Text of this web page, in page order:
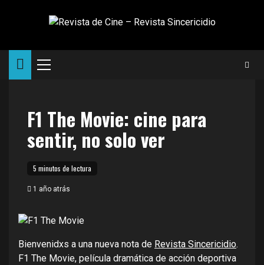
Menú
F1 The Movie: cine para
sentir, no solo ver
5 minutos de lectura
1 año atrás
Bienvenidxs a una nueva nota de Revista Sincericidio.
F1 The Movie, película dramática de acción deportiva